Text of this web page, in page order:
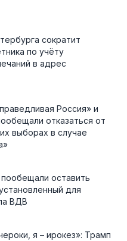
сократит
по учёту
в адрес
Россия» и
отказаться от
выборах в случае
оставить
для
ВДВ
я – ирокез»: Трамп